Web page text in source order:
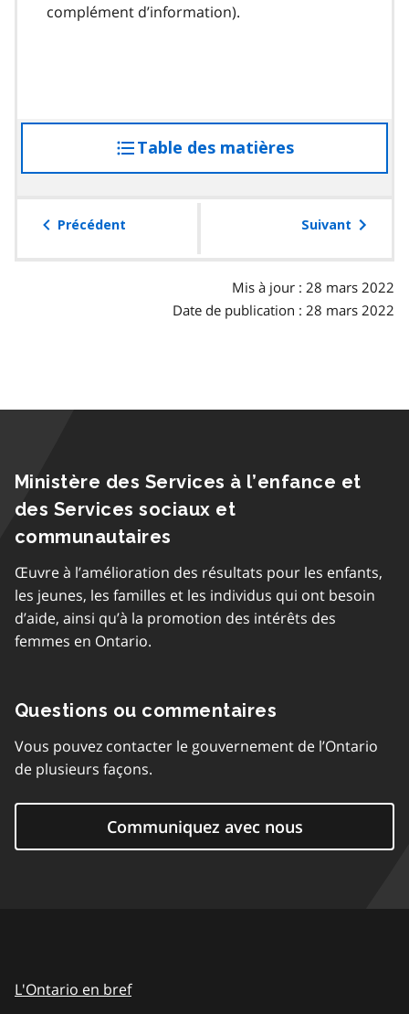
complément d’information).
Table des matières
à
table
Précédent Suivant
Mis à jour : 28 mars 2022
Date de publication : 28 mars 2022
Ministère des Services à l’enfance et
des Services sociaux et
communautaires
Œuvre à l’amélioration des résultats pour les enfants,
les jeunes, les familles et les individus qui ont besoin
d’aide, ainsi qu’à la promotion des intérêts des
femmes en Ontario.
Questions ou commentaires
Vous pouvez contacter le gouvernement de l’Ontario
de plusieurs façons.
Communiquez avec nous
L'Ontario en bref